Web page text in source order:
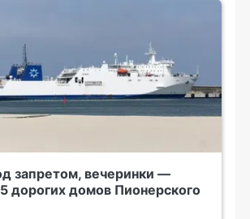
запретом, вечеринки —
дорогих домов Пионерского